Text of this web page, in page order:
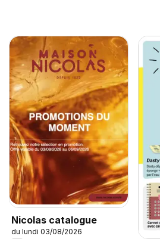
Nicolas catalogue
du lundi 03/08/2026